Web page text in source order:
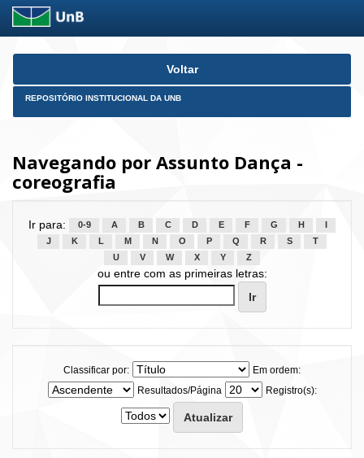
Skip
Voltar
REPOSITÓRIO INSTITUCIONAL DA UNB
Navegando por Assunto Dança -
coreografia
Ir para: 0-9 A B C D E F G H
J
K L M N O P Q R S
T
U
V W X Y Z
ou entre com as primeiras letras:
Classificar por:
Em ordem:
Resultados/Página
Registro(s):